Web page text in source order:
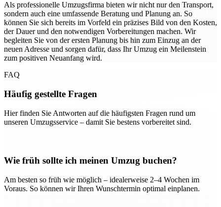
Als professionelle Umzugsfirma bieten wir nicht nur den Transport,
sondern auch eine umfassende Beratung und Planung an. So
können Sie sich bereits im Vorfeld ein präzises Bild von den Kosten,
der Dauer und den notwendigen Vorbereitungen machen. Wir
begleiten Sie von der ersten Planung bis hin zum Einzug an der
neuen Adresse und sorgen dafür, dass Ihr Umzug ein Meilenstein
zum positiven Neuanfang wird.
FAQ
Häufig gestellte Fragen
Hier finden Sie Antworten auf die häufigsten Fragen rund um
unseren Umzugsservice – damit Sie bestens vorbereitet sind.
Wie früh sollte ich meinen Umzug buchen?
Am besten so früh wie möglich – idealerweise 2–4 Wochen im
Voraus. So können wir Ihren Wunschtermin optimal einplanen.